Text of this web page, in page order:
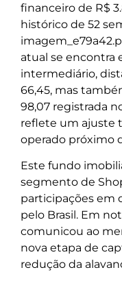
financeiro de R$
histórico de 52
atual se encontra
intermediário,
66,45, mas
98,07 registrada
reflete um ajuste
operado próximo
Este fundo
segmento de
participações em
pelo Brasil. Em
comunicou ao
nova etapa de
redução da